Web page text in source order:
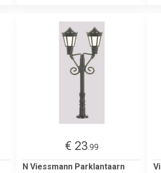
€ 23.99
N Viessmann Parklantaarn